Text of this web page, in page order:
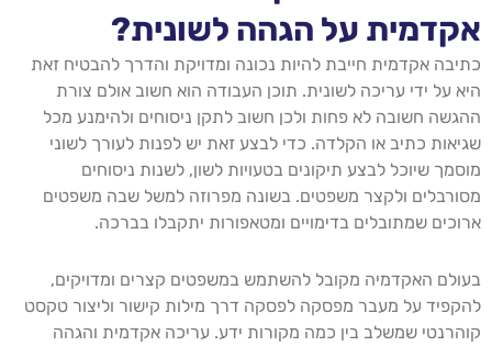
אקדמית על הגהה לשונית?
כתיבה אקדמית חייבת להיות נכונה ומדויקת והדרך להבטיח זאת
היא על ידי עריכה לשונית. תוכן העבודה הוא חשוב אולם צורת
ההגשה חשובה לא פחות ולכן חשוב לתקן ניסוחים ולהימנע מכל
שגיאות כתיב או הקלדה. כדי לבצע זאת יש לפנות לעורך לשוני
מוסמך שיוכל לבצע תיקונים בטעויות לשון, לשנות ניסוחים
מסורבלים ולקצר משפטים. בשונה מפרוזה למשל שבה משפטים
ארוכים שמתובלים בדימויים ומטאפורות יתקבלו בברכה.
בעולם האקדמיה מקובל להשתמש במשפטים קצרים ומדויקים,
להקפיד על מעבר מפסקה לפסקה דרך מילות קישור וליצור טקסט
קוהרנטי שמשלב בין כמה מקורות ידע. עריכה אקדמית והגהה